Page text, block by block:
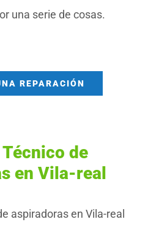
una serie de cosas.
REPARACIÓN
de
en Vila-real
aspiradoras en Vila-real